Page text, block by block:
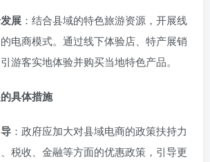
展 ：结合县域的特色旅游资源，开展线
电商模式。通过线下体验店、特产展销
游客实地体验并购买当地特色产品。
具体措施
：政府应加大对县域电商的政策扶持力
税收、金融等方面的优惠政策，引导更